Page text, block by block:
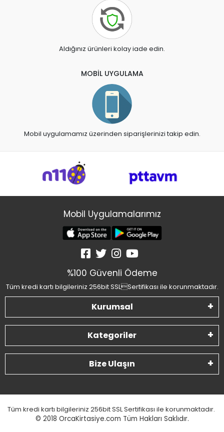
Aldığınız ürünleri kolay iade edin.
MOBİL UYGULAMA
Mobil uygulamamız üzerinden siparişlerinizi takip edin.
Mobil Uygulamalarımız
%100 Güvenli Ödeme
Tüm kredi kartı bilgileriniz 256bit SSLSertifikası ile korunmaktadır.
Kurumsal
Kategoriler
Bize Ulaşın
Tüm kredi kartı bilgileriniz 256bit SSL Sertifikası ile korunmaktadır.
© 2018 OrcaKirtasiye.com Tüm Hakları Saklıdır.